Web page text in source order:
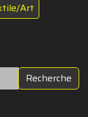
Art
Recherche